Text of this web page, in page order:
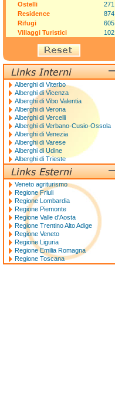
Ostelli
271
Residence
874
Rifugi
605
Villaggi Turistici
102
Alberghi di Viterbo
Alberghi di Vicenza
Alberghi di Vibo Valentia
Alberghi di Verona
Alberghi di Vercelli
Alberghi di Verbano-Cusio-Ossola
Alberghi di Venezia
Alberghi di Varese
Alberghi di Udine
Alberghi di Trieste
Veneto agriturismo
Regione Friuli
Regione Lombardia
Regione Piemonte
Regione Valle d'Aosta
Regione Trentino Alto Adige
Regione Veneto
Regione Liguria
Regione Emilia Romagna
Regione Toscana